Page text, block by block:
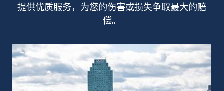
提供优质服务，为您的伤害或损失争取最大的赔
偿。